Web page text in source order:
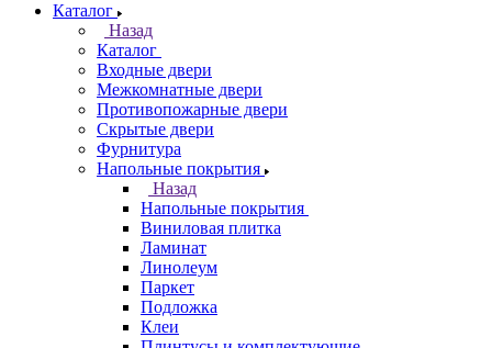
Каталог
Назад
Каталог
Входные двери
Межкомнатные двери
Противопожарные двери
Скрытые двери
Фурнитура
Напольные покрытия
Назад
Напольные покрытия
Виниловая плитка
Ламинат
Линолеум
Паркет
Подложка
Клеи